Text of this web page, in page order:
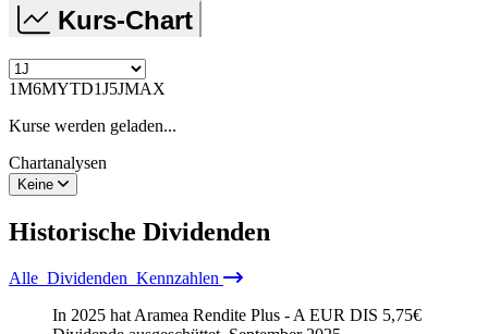
Kurs-Chart
1M6MYTD1J5JMAX
Kurse werden geladen...
Chartanalysen
Keine
Historische Dividenden
Alle Dividenden Kennzahlen
In 2025 hat Aramea Rendite Plus - A EUR DIS 5,75€